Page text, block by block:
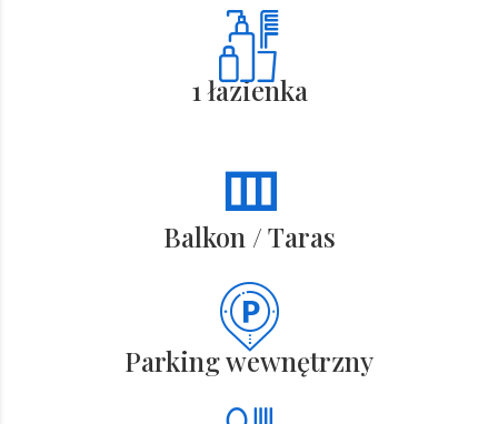
1 łazienka
Balkon / Taras
Parking wewnętrzny